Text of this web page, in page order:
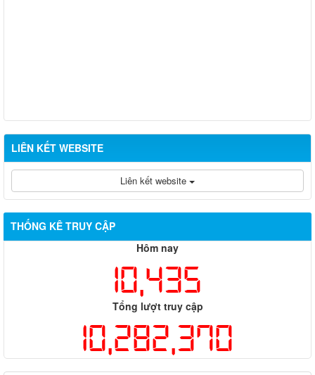
LIÊN KẾT WEBSITE
Liên kết website
THỐNG KÊ TRUY CẬP
Hôm nay
10,435
Tổng lượt truy cập
10,282,370